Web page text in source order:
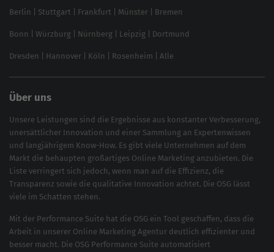
SEO für Online Shops
Brand Monitoring 2025
Berlin Stuttgart Frankfurt Münster Bremen
Bonn Würzburg Nürnberg Leipzig Dortmund
Dresden Hannover Köln Rosenheim Alle
Über uns
Unsere Leistungen sind die Ergebnisse aus konstanter Verbesserung,
unersättlicher Innovation und einer Sammlung an Expertenwissen
und langjährigem Know-How. Es gibt viele Unternehmen auf dem
Markt die behaupten großartiges Online Marketing anzubieten. Die
Liste verringert sich jedoch, wenn man auf die Effizienz, die
Transparenz sowie die qualitative Innovation achtet. Die OSG lässt
viele im Schatten stehen.
Mit der Performance Suite hat die OSG ein Tool geschaffen, dass die
Arbeit in unserer Online Marketing Agentur deutlich effizienter und
besser macht. Die OSG Performance Suite automatisiert